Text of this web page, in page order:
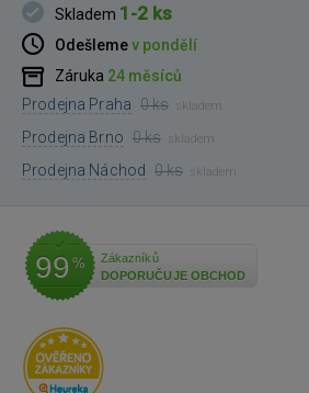
Skladem 1-2 ks
Odešlemev pondělí
Záruka 24 měsíců
Prodejna Praha 0 ks skladem
Prodejna Brno 0 ks skladem
Prodejna Náchod 0 ks skladem
99 %
Zákazníků
DOPORUČUJE OBCHOD